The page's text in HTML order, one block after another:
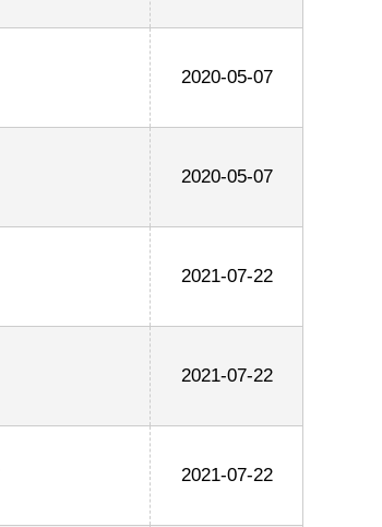
2020-05-07
2020-05-07
2021-07-22
2021-07-22
2021-07-22